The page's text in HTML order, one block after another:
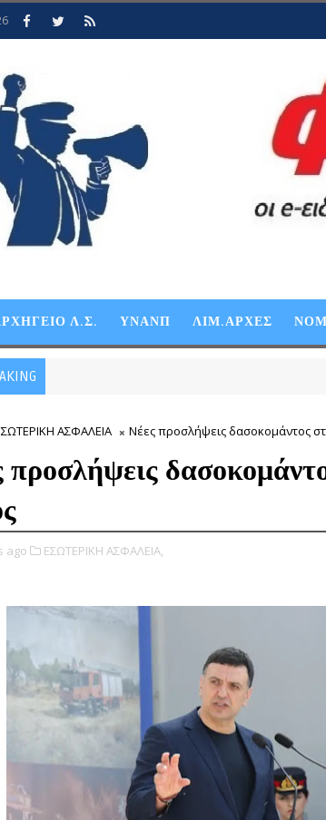
Λ.Σ. ΥΝΑΝΠ ΛΙΜ.ΑΡΧΕΣ
ΑΣΦΑΛΕΙΑ Νέες προσλήψεις δασοκομάντος
προσλήψεις
ago ΕΣΩΤΕΡΙΚΗ ΑΣΦΑΛΕΙΑ,